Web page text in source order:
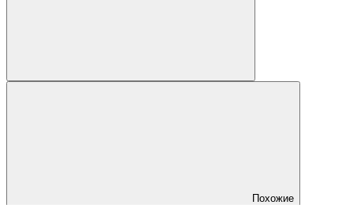
Похожие